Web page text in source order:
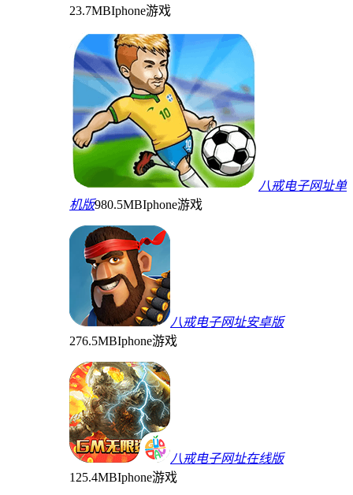
23.7MBIphone游戏
八戒电子网址单
机版980.5MBIphone游戏
八戒电子网址安卓版
276.5MBIphone游戏
八戒电子网址在线版
125.4MBIphone游戏